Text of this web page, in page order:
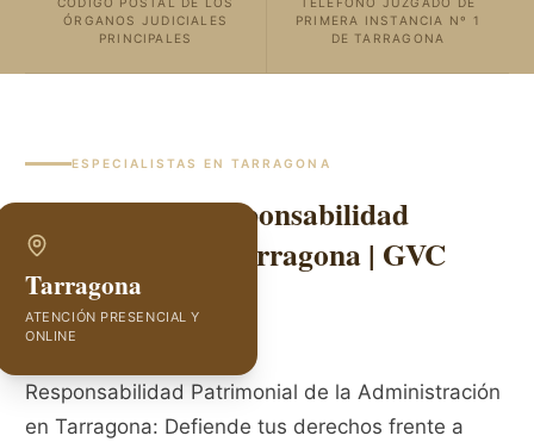
ÓRGANOS JUDICIALES
PRINCIPALES
PRIMERA INSTANCIA Nº 1
DE TARRAGONA
ESPECIALISTAS ENTARRAGONA
Abogados de Responsabilidad
Patrimonial en Tarragona | GVC
Abogados
Tarragona
ATENCIÓN PRESENCIAL Y
ONLINE
Responsabilidad Patrimonial de la Administración
en Tarragona: Defiende tus derechos frente a